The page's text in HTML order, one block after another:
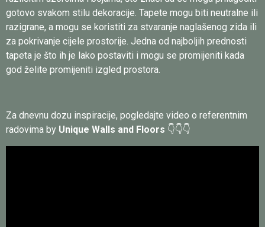
gotovo svakom stilu dekoracije. Tapete mogu biti neutralne ili
razigrane, a mogu se koristiti za stvaranje naglašenog zida ili
za pokrivanje cijele prostorije. Jedna od najboljih prednosti
tapeta je što ih je lako postaviti i mogu se promijeniti kada
god želite promijeniti izgled prostora.
Za dnevnu dozu inspiracije, pogledajte video o referentnim
radovima by Unique Walls and Floors 👇👇👇